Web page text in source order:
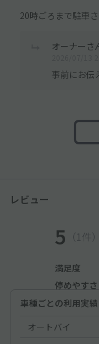
20時ごろまで駐車
オーナーさ
事前にお伝
レビュー
5 （1件）
満足度
停めやすさ
車種ごとの利用実績
オートバイ